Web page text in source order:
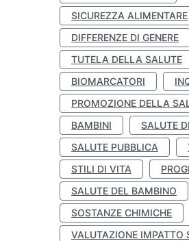
SICUREZZA ALIMENTARE
DIFFERENZE DI GENERE
TUTELA DELLA SALUTE
BIOMARCATORI
PROMOZIONE DELLA
BAMBINI
SALUTE
SALUTE PUBBLICA
STILI DI VITA
SALUTE DEL BAMBINO
SOSTANZE CHIMICHE
VALUTAZIONE IMPATTO